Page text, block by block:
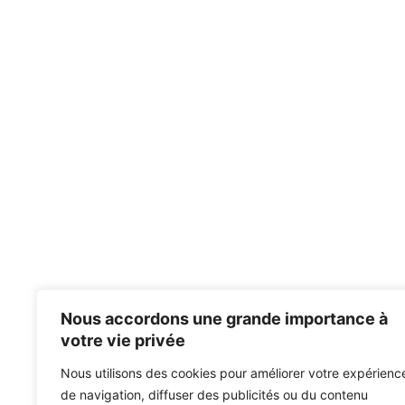
Nous accordons une grande importance à
votre vie privée
Nous utilisons des cookies pour améliorer votre
de navigation, diffuser des publicités ou du contenu